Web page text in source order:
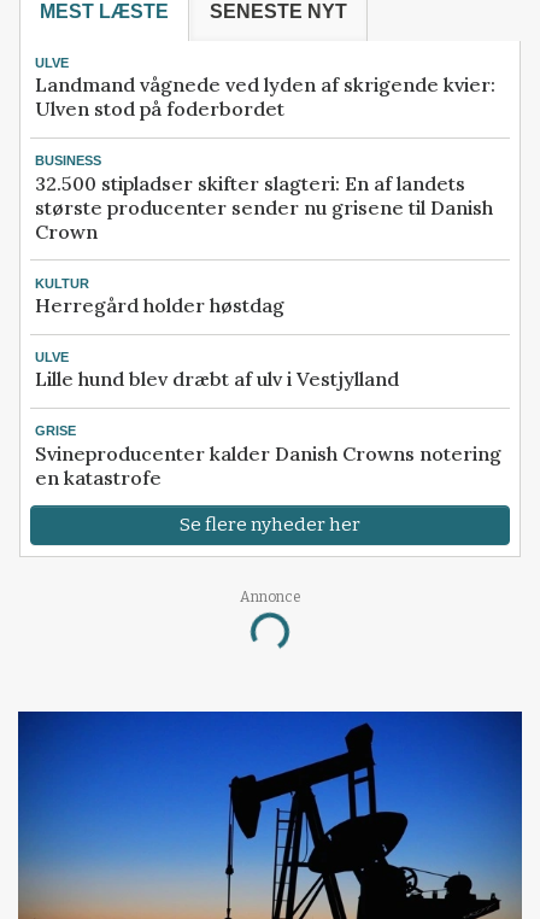
MEST LÆSTE SENESTE NYT
ULVE
Landmand vågnede ved lyden af skrigende kvier:
Ulven stod på foderbordet
BUSINESS
32.500 stipladser skifter slagteri: En af landets
største producenter sender nu grisene til Danish
Crown
KULTUR
Herregård holder høstdag
ULVE
Lille hund blev dræbt af ulv i Vestjylland
GRISE
Svineproducenter kalder Danish Crowns notering
en katastrofe
Se flere nyheder her
Annonce
Loading...